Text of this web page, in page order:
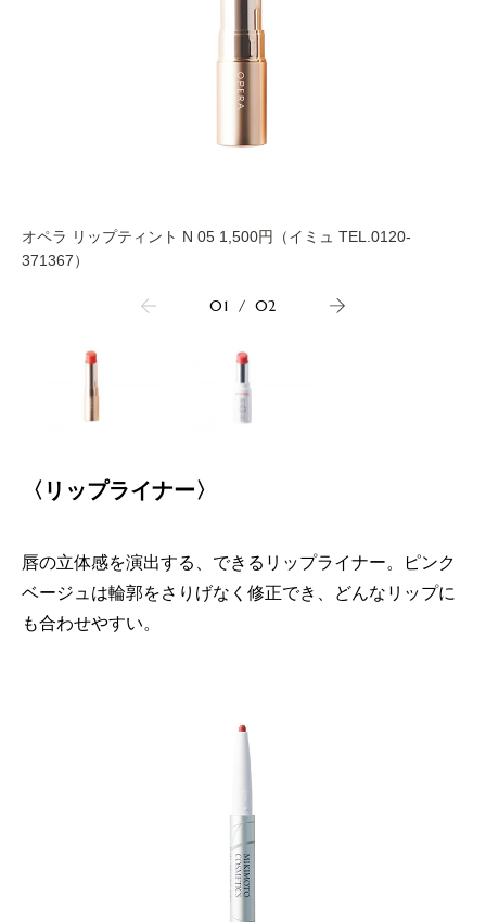
オペラ リップティント N 05 1,500円（イミュ TEL.0120-
371367）
01 / 02
〈リップライナー〉
唇の立体感を演出する、できるリップライナー。ピンク
ベージュは輪郭をさりげなく修正でき、どんなリップに
も合わせやすい。